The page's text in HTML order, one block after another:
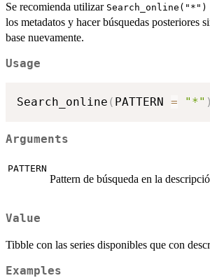
Se recomienda utilizar Search_online("*")
los metadatos y hacer búsquedas posteriores
base nuevamente.
Usage
Search_online ( PATTERN = "*" )
Arguments
PATTERN
Pattern de búsqueda en la
Value
Tibble con las series disponibles que con
Examples